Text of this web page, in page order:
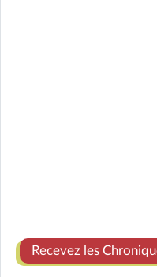
Recevez les